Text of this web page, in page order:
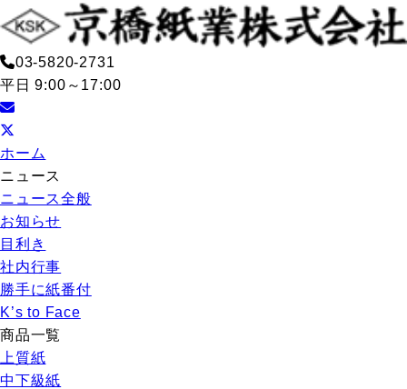
03-5820-2731
平日 9:00～17:00
ホーム
ニュース
ニュース全般
お知らせ
目利き
社内行事
勝手に紙番付
K’s to Face
商品一覧
上質紙
中下級紙